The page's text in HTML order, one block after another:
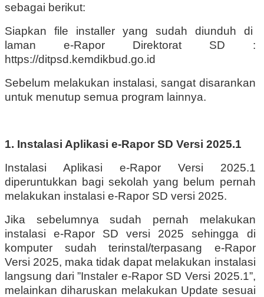
sebagai berikut:
Siapkan
file installer yang sudah diunduh
di
laman
e-Rapor Direktorat SD
:
https://ditpsd.kemdikbud.go.id
Sebelum melakukan instalasi, sangat disarankan
untuk menutup semua program lainnya.
1. Instalasi Aplikasi e-Rapor SD Versi 2025.1
Instalasi Aplikasi e-Rapor Versi 2025.1
diperuntukkan bagi sekolah yang belum pernah
melakukan instalasi e-Rapor SD versi 2025.
Jika sebelumnya sudah pernah melakukan
instalasi e-Rapor SD versi 2025 sehingga di
komputer sudah terinstal/terpasang e-Rapor
Versi 2025, maka tidak dapat melakukan instalasi
langsung dari ”Instaler e-Rapor SD Versi 2025.1”,
melainkan diharuskan melakukan Update sesuai